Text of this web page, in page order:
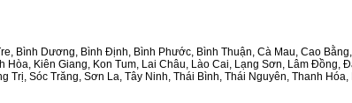
Bình Dương, Bình Định, Bình Phước, Bình Thuận, Cà Mau, Cao
Kiên Giang, Kon Tum, Lai Châu, Lào Cai, Lạng Sơn, Lâm Đồng,
Sóc Trăng, Sơn La, Tây Ninh, Thái Bình, Thái Nguyên, Thanh